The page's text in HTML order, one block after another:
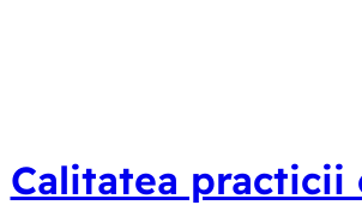
Calitatea practicii